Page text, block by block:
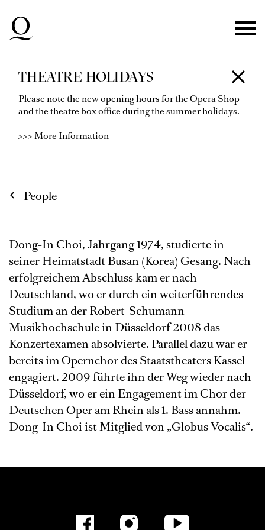
Skip to main navigation
Skip to footer
THEATRE HOLIDAYS
Please note the new opening hours for the Opera Shop
and the theatre box office during the summer holidays.
>>> More Information
DONG-IN CHOI
People
Dong-In Choi, Jahrgang 1974, studierte in
seiner Heimatstadt Busan (Korea) Gesang. Nach
erfolgreichem Abschluss kam er nach
Deutschland, wo er durch ein weiterführendes
Studium an der Robert-Schumann-
Musikhochschule in Düsseldorf 2008 das
Konzertexamen absolvierte. Parallel dazu war er
bereits im Opernchor des Staatstheaters Kassel
engagiert. 2009 führte ihn der Weg wieder nach
Düsseldorf, wo er ein Engagement im Chor der
Deutschen Oper am Rhein als 1. Bass annahm.
Dong-In Choi ist Mitglied von „Globus Vocalis“.